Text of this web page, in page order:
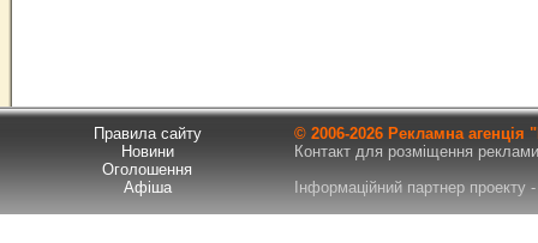
Правила сайту
Новини
Оголошення
Афіша
© 2006-2026 Рекламна
Контакт для розміщення
Інформаційний партнер проекту